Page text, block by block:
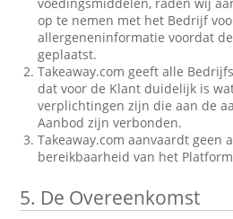
op te nemen met het Bedrijf
allergeneninformatie voordat
geplaatst.
Takeaway.com geeft alle
dat voor de Klant duidelijk is
verplichtingen zijn die aan de
Aanbod zijn verbonden.
Takeaway.com aanvaardt geen
bereikbaarheid van het
5. De Overeenkomst